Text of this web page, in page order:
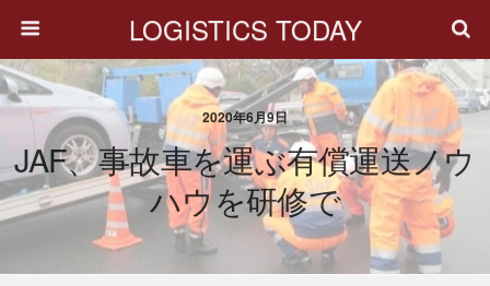
LOGISTICS TODAY
2020年6月9日
JAF、事故車を運ぶ有償運送ノウ
ハウを研修で